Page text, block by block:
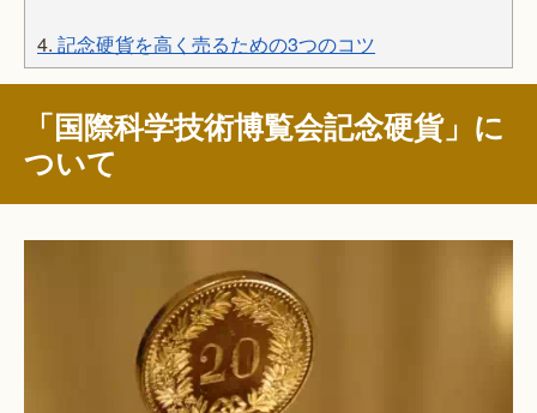
4. 記念硬貨を高く売るための3つのコツ
「国際科学技術博覧会記念硬貨」に
ついて